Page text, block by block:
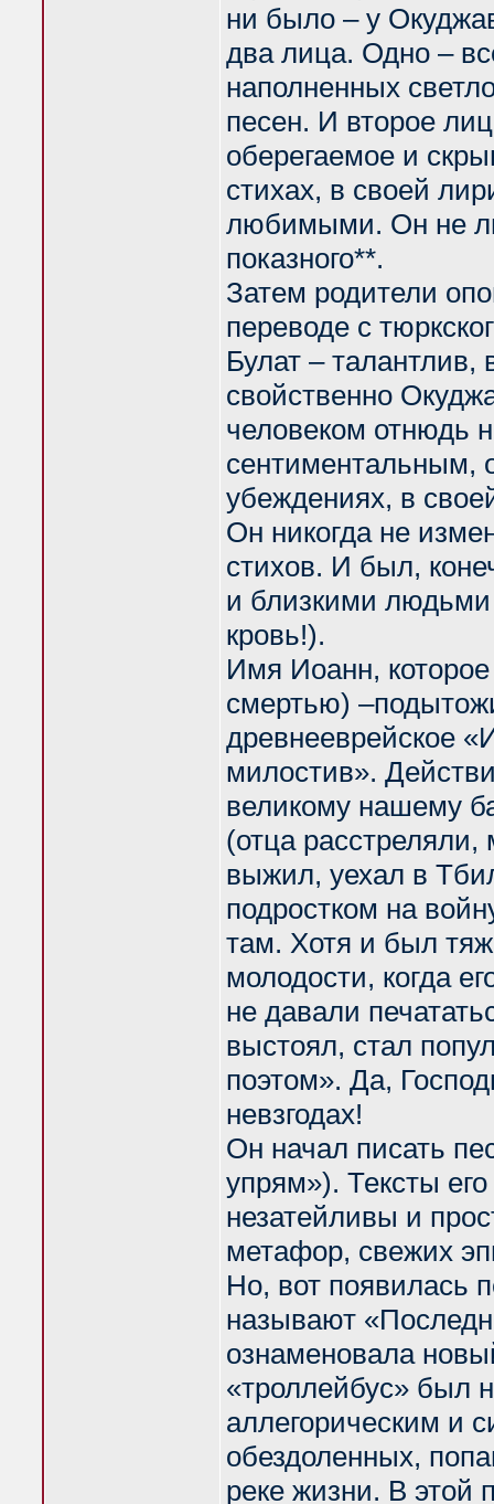
ни было – у
два лица. Одно –
наполненных
песен. И второе
оберегаемое и
стихах, в своей
любимыми. Он не
показного**.
Затем родители
переводе с
Булат –
свойственно
человеком отнюдь
сентиментальным,
убеждениях, в
Он никогда не
стихов. И был,
и близкими людьми
кровь!).
Имя Иоанн,
смертью)
древнееврейское
милостив».
великому нашему
(отца
выжил, уехал в
подростком на
там. Хотя и был
молодости, когда
не давали
выстоял, стал
поэтом». Да,
невзгодах!
Он начал писать
упрям»). Тексты
незатейливы и
метафор, свежих
Но, вот появилась
называют
ознаменовала
«троллейбус» был
аллегорическим и
обездоленных,
реке жизни. В этой